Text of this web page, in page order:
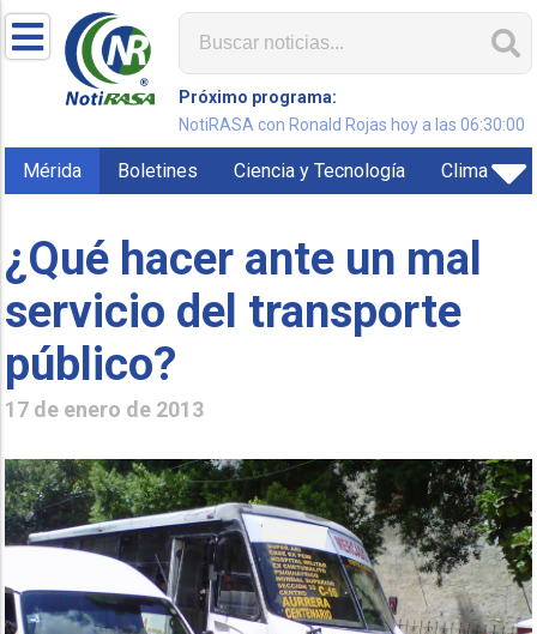
Próximo programa:
NotiRASA con Ronald Rojas hoy a las 06:30:00
Mérida Boletines Ciencia y Tecnología Clima
¿Qué hacer ante un mal
servicio del transporte
público?
17 de enero de 2013